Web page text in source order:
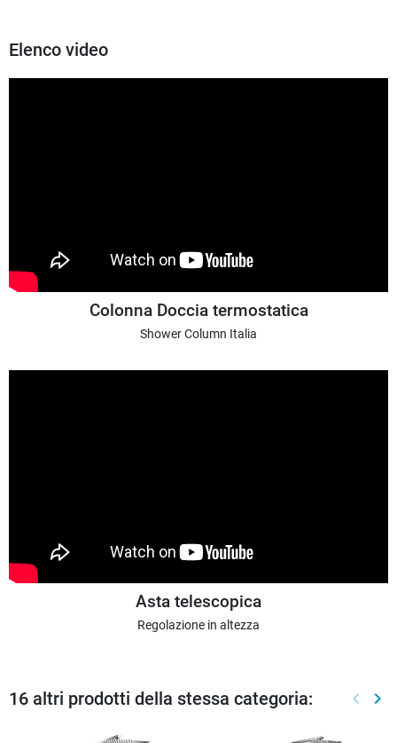
Elenco video
Colonna Doccia termostatica
Shower Column Italia
Asta telescopica
Regolazione in altezza
16 altri prodotti della stessa categoria: keyboard_arrow_left keyboard_arrow_right